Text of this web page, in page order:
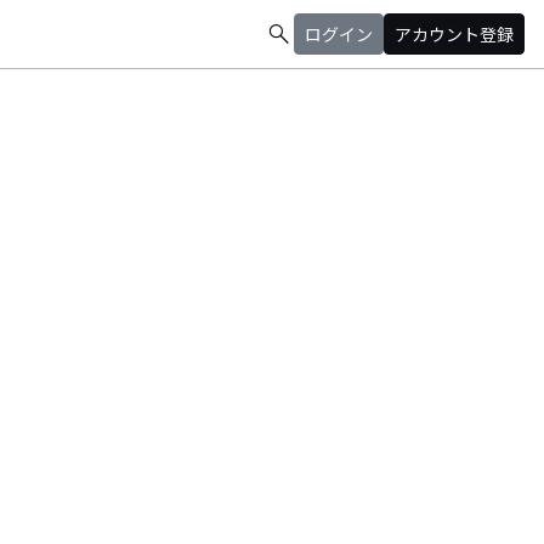
search ログイン アカウント登録